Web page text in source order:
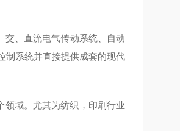
交、直流电气传动系统、自动
制系统并直接提供成套的现代
领域。尤其为纺织，印刷行业